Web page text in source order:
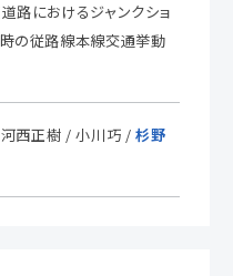
路におけるジャンクショ
の従路線本線交通挙動
西正樹 / 小川巧 /杉野